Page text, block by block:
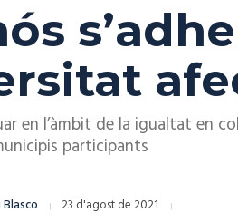
en l’àmbit de la igualtat en
participants
Blasco 23 d'agost de 2021